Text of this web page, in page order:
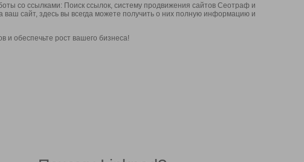
со ссылками: Поиск ссылок, систему продвижения сайтов Сеотраф и
ваш сайт, здесь вы всегда можете получить о них полную информацию и
и обеспечьте рост вашего бизнеса!